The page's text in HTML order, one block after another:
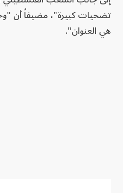
تضحيات كبيرة"، مضيفاً أن
هي العنوان".